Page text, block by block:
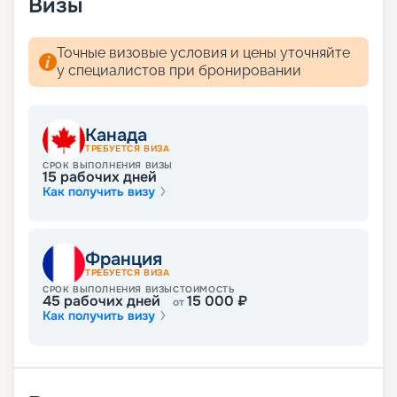
посещения офиса. Мы собрали всю
маршруты круизов на 2026 - 2027 г.,
характеристики и схему теплохода, планы палуб,
описание кают, фото интерьеров, цены на
Визы
Точные визовые условия и цены уточняйте
у специалистов при бронировании
Канада
ТРЕБУЕТСЯ ВИЗА
СРОК ВЫПОЛНЕНИЯ ВИЗЫ
15 рабочих дней
Как получить визу
Франция
ТРЕБУЕТСЯ ВИЗА
СРОК ВЫПОЛНЕНИЯ ВИЗЫ
45 рабочих дней
СТОИМОСТЬ
от15 000 ₽
Как получить визу